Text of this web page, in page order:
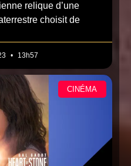
relique d’une
choisit de
13h57
CINÉMA